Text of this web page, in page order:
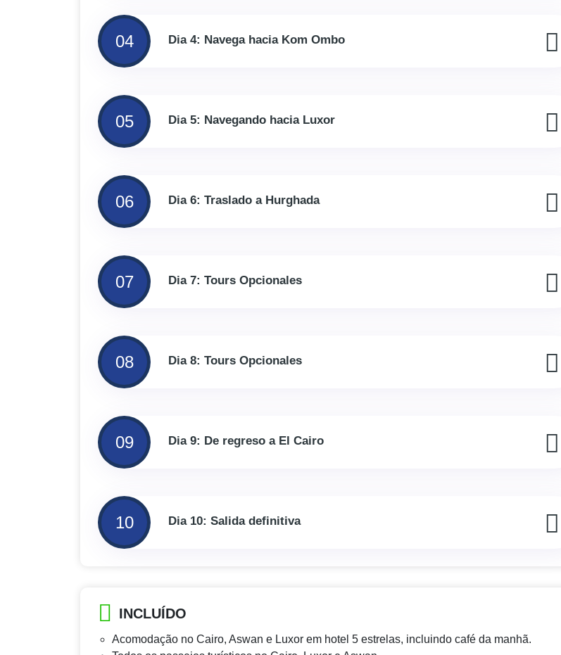
04 Dia 4: Navega hacia Kom Ombo
05 Dia 5: Navegando hacia Luxor
06 Dia 6: Traslado a Hurghada
07 Dia 7: Tours Opcionales
08 Dia 8: Tours Opcionales
09 Dia 9: De regreso a El Cairo
10 Dia 10: Salida definitiva
INCLUÍDO
Acomodação no Cairo, Aswan e Luxor em hotel 5 estrelas, incluindo café da manhã.